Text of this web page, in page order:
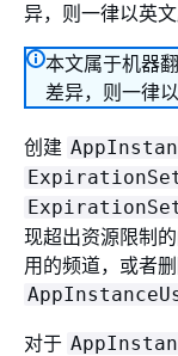
异，则一律以英文
本文属于机器
差异，则一律
创建
现超出资源限制
用的频道，或者
对于